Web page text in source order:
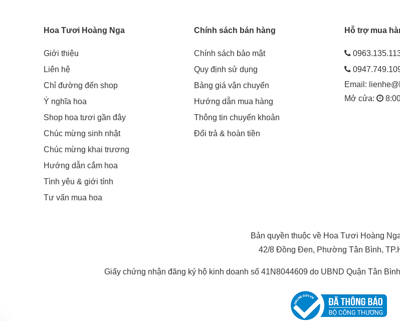
Hoa Tươi Hoàng Nga
Giới thiệu
Liên hệ
Chỉ đường đến shop
Ý nghĩa hoa
Shop hoa tươi gần đây
Chúc mừng sinh nhật
Chúc mừng khai trương
Hướng dẫn cắm hoa
Tình yêu & giới tính
Tư vấn mua hoa
Chính sách bán hàng
Chính sách bảo mật
Quy định sử dụng
Bảng giá vận chuyển
Hướng dẫn mua hàng
Thông tin chuyển khoản
Đổi trả & hoàn tiền
Hỗ trợ mua
Email:
Mở cửa:
Bản quyền thuộc về Hoa Tươi Hoàng
42/8 Đồng Đen, Phường Tân Bình,
Giấy chứng nhận đăng ký hộ kinh doanh số 41N8044609 do UBND Quận Tân